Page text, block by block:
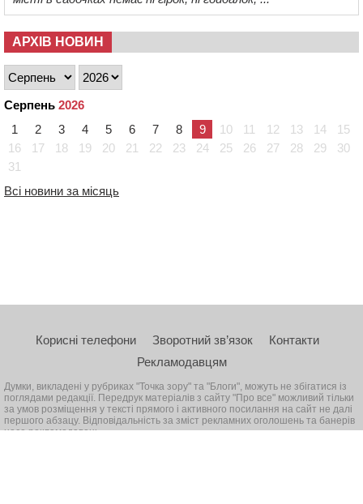
АРХІВ НОВИН
Серпень 2026
1
2 3 4 5 6 7 8 9 10 11 12 13 14
15
16
17 18 19 20 21 22 23 24 25 26 27 28 29
30
31
Всі новини за місяць
Корисні телефони Зворотний зв’язок
Контакти
Рекламодавцям
Думки, викладені у рубриках "Точка зору" та "Блоги", можуть не збігатися із
поглядами редакції. Передрук матеріалів з сайту "Про все" можливий тільки
за умов розміщення у тексті прямого і активного посилання на сайт не далі
першого абзацу. Відповідальність за зміст рекламних оголошень та банерів
несе рекламодавець